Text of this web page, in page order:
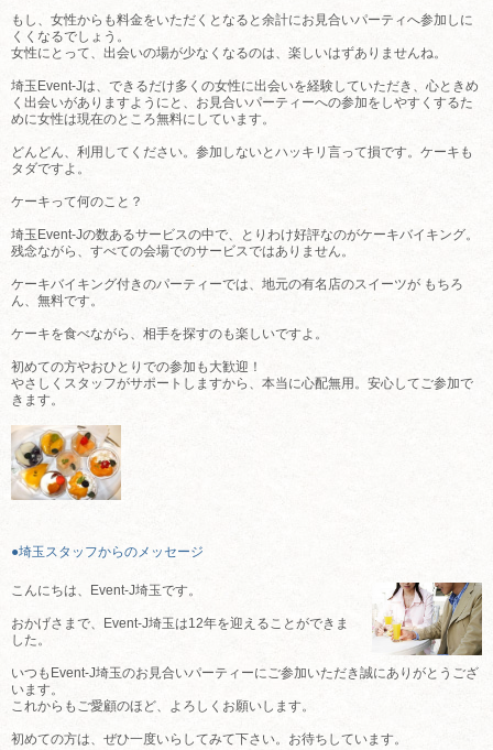
もし、女性からも料金をいただくとなると余計にお見合いパーティへ参加しに
くくなるでしょう。
女性にとって、出会いの場が少なくなるのは、楽しいはずありませんね。
埼玉Event-Jは、できるだけ多くの女性に出会いを経験していただき、心ときめ
く出会いがありますようにと、お見合いパーティーへの参加をしやすくするた
めに女性は現在のところ無料にしています。
どんどん、利用してください。参加しないとハッキリ言って損です。ケーキも
タダですよ。
ケーキって何のこと？
埼玉Event-Jの数あるサービスの中で、とりわけ好評なのがケーキバイキング。
残念ながら、すべての会場でのサービスではありません。
ケーキバイキング付きのパーティーでは、地元の有名店のスイーツが もちろ
ん、無料です。
ケーキを食べながら、相手を探すのも楽しいですよ。
初めての方やおひとりでの参加も大歓迎！
やさしくスタッフがサポートしますから、本当に心配無用。安心してご参加で
きます。
●埼玉スタッフからのメッセージ
こんにちは、Event-J埼玉です。
おかげさまで、Event-J埼玉は12年を迎えることができま
した。
いつもEvent-J埼玉のお見合いパーティーにご参加いただき誠にありがとうござ
います。
これからもご愛顧のほど、よろしくお願いします。
初めての方は、ぜひ一度いらしてみて下さい。お待ちしています。